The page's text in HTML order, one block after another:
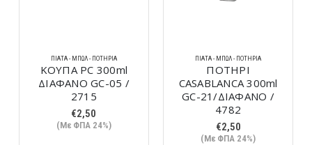
ΠΙΆΤΑ - ΜΠΩΛ - ΠΟΤΉΡΙΑ
ΚΟΥΠΑ PC 300ml
ΔΙΑΦΑΝΟ GC-05 /
2715
€2,50
(Με ΦΠΑ 24%)
ΠΙΆΤΑ - ΜΠΩΛ - ΠΟΤΉΡΙΑ
ΠΟΤΗΡΙ
CASABLANCA 300ml
GC-21/ΔΙΑΦΑΝΟ /
4782
€2,50
(Με ΦΠΑ 24%)